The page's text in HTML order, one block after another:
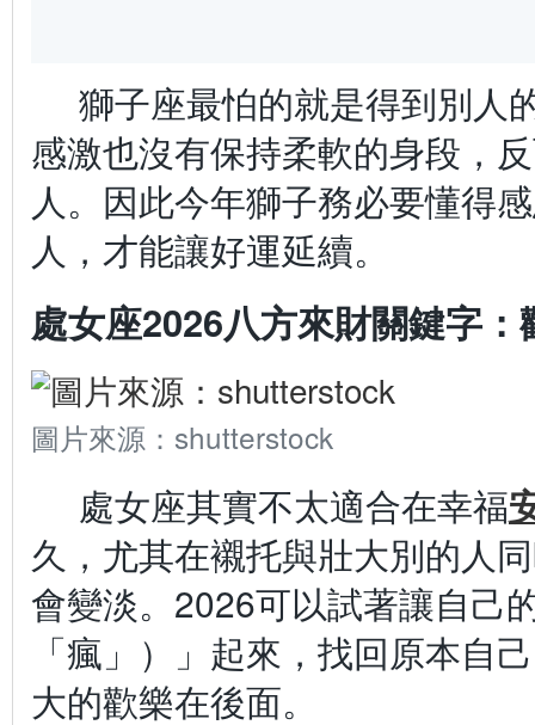
獅子座最怕的就是得到別人
感激也沒有保持柔軟的身段，
人。因此今年獅子務必要懂得
人，才能讓好運延續。
處女座2026八方來財關鍵字：
圖片來源：shutterstock
處女座其實不太適合在幸福
久，尤其在襯托與壯大別的人
會變淡。2026可以試著讓自己
「瘋」）」起來，找回原本自
大的歡樂在後面。